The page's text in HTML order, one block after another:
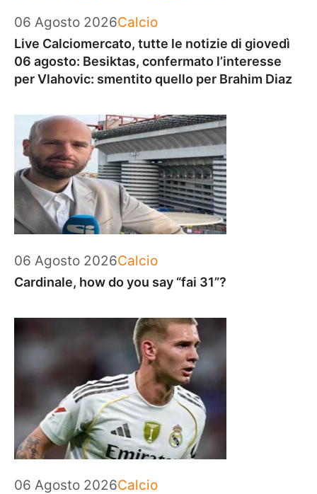
06 Agosto 2026Categorie
Calcio
Live Calciomercato, tutte le notizie di giovedì
06 agosto: Besiktas, confermato l’interesse
per Vlahovic: smentito quello per Brahim Diaz
06 Agosto 2026Categorie
Calcio
Cardinale, how do you say “fai 31”?
06 Agosto 2026Categorie
Calcio